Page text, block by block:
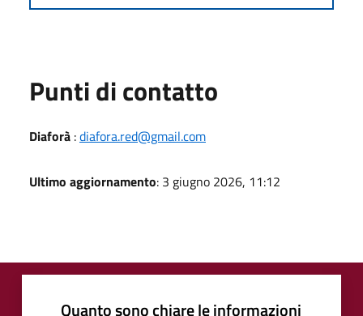
Punti di contatto
Diaforà :diafora.red@gmail.com
Ultimo aggiornamento: 3 giugno 2026, 11:12
Quanto sono chiare le informazioni